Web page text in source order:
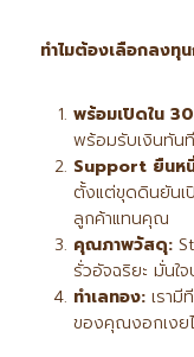
ทำไมต้องเลือกลงทุ
พร้อมเปิดใน 30
พร้อมรับเงินทัน
Support ยืนห
ตั้งแต่ขุดดินยันเ
ลูกค้าแทนคุณ
คุณภาพวัสดุ:
รั่วอัจฉริยะ มั่นใ
ทำเลทอง: เรามี
ของคุณงอกเงย